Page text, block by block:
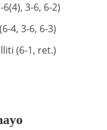
3-6, 6-2)
4, 3-6, 6-3)
(6-1, ret.)